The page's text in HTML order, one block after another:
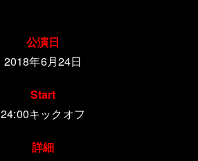
公演日
2018年6月24日
Start
24:00キックオフ
詳細